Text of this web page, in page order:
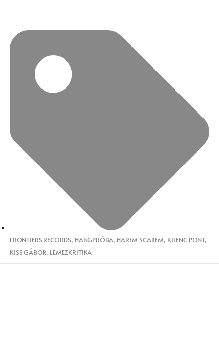
FRONTIERS RECORDS, HANGPRÓBA, HAREM SCAREM, KILENC PONT,
KISS GÁBOR, LEMEZKRITIKA